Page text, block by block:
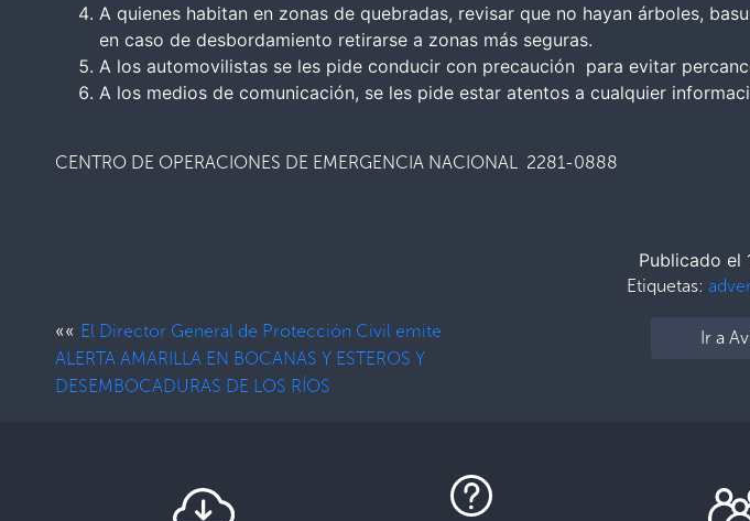
A quienes habitan en zonas de quebradas, revisar que no hayan árboles,
en caso de desbordamiento retirarse a zonas más seguras.
A los automovilistas se les pide conducir con precaución para evitar
A los medios de comunicación, se les pide estar atentos a cualquier
CENTRO DE OPERACIONES DE EMERGENCIA NACIONAL 2281-0888
Publicado el
Etiquetas:
«« El Director General de Protección Civil emite
ALERTA AMARILLA EN BOCANAS Y ESTEROS Y
DESEMBOCADURAS DE LOS RÍOS
Ir a